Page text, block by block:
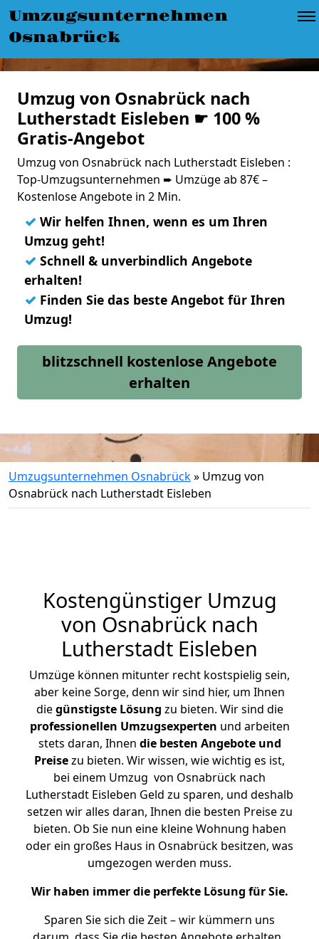
Umzugsunternehmen
Osnabrück
Umzug von Osnabrück nach
Lutherstadt Eisleben ☛ 100 %
Gratis-Angebot
Umzug von Osnabrück nach Lutherstadt Eisleben :
Top-Umzugsunternehmen ➨ Umzüge ab 87€ –
Kostenlose Angebote in 2 Min.
✓ Wir helfen Ihnen, wenn es um Ihren
Umzug geht!
✓ Schnell & unverbindlich Angebote
erhalten!
✓ Finden Sie das beste Angebot für Ihren
Umzug!
blitzschnell kostenlose Angebote
erhalten
Umzugsunternehmen Osnabrück» Umzug von
Osnabrück nach Lutherstadt Eisleben
Kostengünstiger Umzug
von Osnabrück nach
Lutherstadt Eisleben
Umzüge können mitunter recht kostspielig sein,
aber keine Sorge, denn wir sind hier, um Ihnen
diegünstigste Lösung zu bieten. Wir sind die
professionellen Umzugsexperten und arbeiten
stets daran, Ihnen die besten Angebote und
Preisezu bieten. Wir wissen, wie wichtig es ist,
bei einem Umzug von Osnabrück nach
Lutherstadt Eisleben Geld zu sparen, und deshalb
setzen wir alles daran, Ihnen die besten Preise zu
bieten. Ob Sie nun eine kleine Wohnung haben
oder ein großes Haus in Osnabrück besitzen, was
umgezogen werden muss.
Wir haben immer die perfekte Lösung für Sie.
Sparen Sie sich die Zeit – wir kümmern uns